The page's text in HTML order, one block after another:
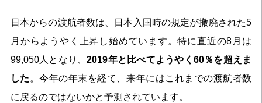
日本からの渡航者数は、日本入国時の規定が撤廃された5
月からようやく上昇し始めています。特に直近の8月は
99,050人となり、2019年と比べてようやく60％を超えま
した。今年の年末を経て、来年にはこれまでの渡航者数
に戻るのではないかと予測されています。